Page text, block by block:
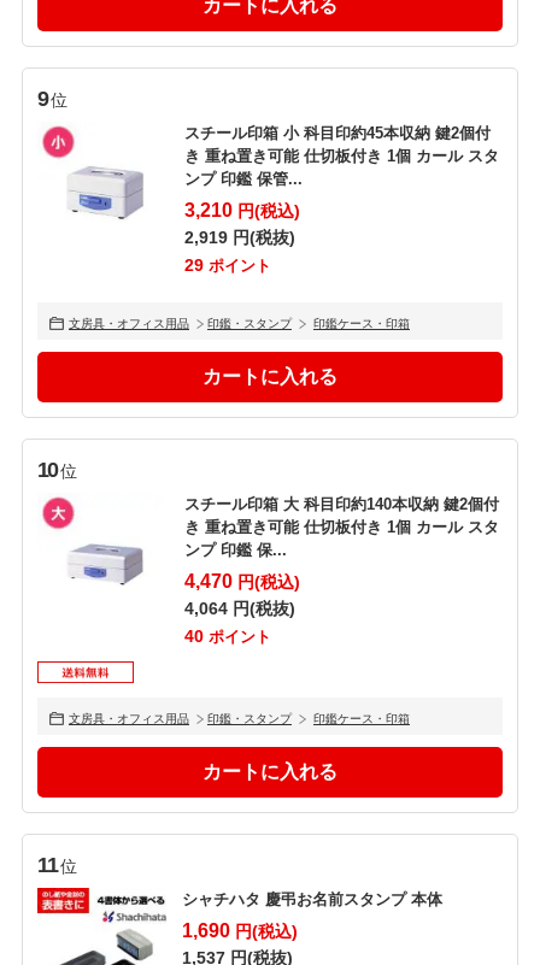
9位
スチール印箱 小 科目印約45本収納 鍵2個付
き 重ね置き可能 仕切板付き 1個 カール スタ
ンプ 印鑑 保管...
3,210円(税込)
2,919円(税抜)
29 ポイント
文房具・オフィス用品 印鑑・スタンプ 印鑑ケース・印箱
10位
スチール印箱 大 科目印約140本収納 鍵2個付
き 重ね置き可能 仕切板付き 1個 カール スタ
ンプ 印鑑 保...
4,470円(税込)
4,064円(税抜)
40 ポイント
文房具・オフィス用品 印鑑・スタンプ 印鑑ケース・印箱
11位
シャチハタ 慶弔お名前スタンプ 本体
1,690 円(税込)
1,537 円(税抜)